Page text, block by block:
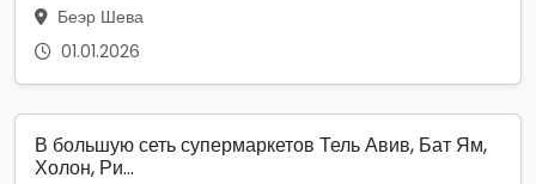
Беэр Шева
01.01.2026
В большую сеть супермаркетов Тель Авив, Бат Ям,
Холон, Ри...